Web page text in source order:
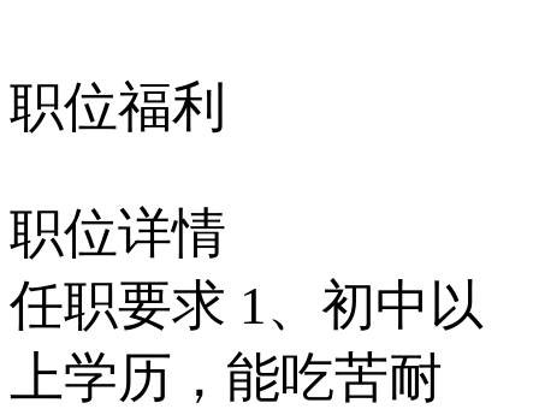
职位福利
职位详情
任职要求 1、初中以
上学历，能吃苦耐